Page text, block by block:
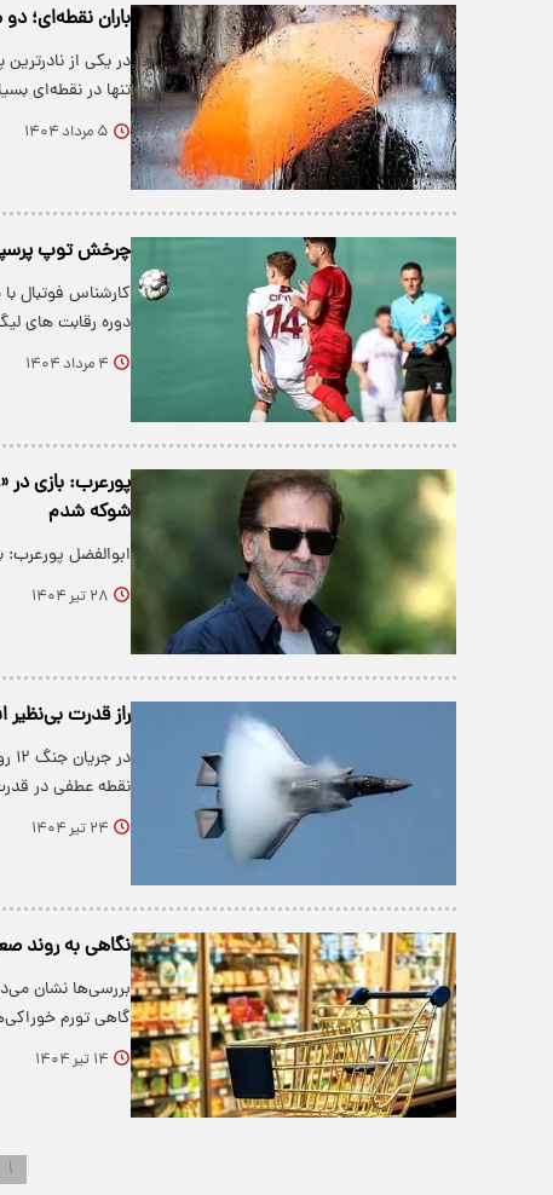
باران نقطه‌ای؛
در یکی از
تنها در نقطه‌ای
۵ مرداد ۱۴۰۴
چرخش توپ
کارشناس فوتبال
دوره رقابت های
۴ مرداد ۱۴۰۴
پورعرب: بازی
شوکه شدم
ابوالفضل
۲۸ تیر ۱۴۰۴
راز قدرت بی‌نظیر اف 35 توسط ایران
نقطه عطفی در
۲۴ تیر ۱۴۰۴
نگاهی به روند
بررسی‌ها نشان
گاهی تورم
۱۴ تیر ۱۴۰۴
۱